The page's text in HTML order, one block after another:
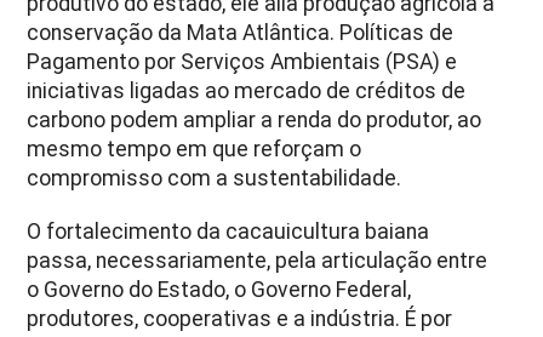
conservação da Mata Atlântica. Políticas de
Pagamento por Serviços Ambientais (PSA) e
iniciativas ligadas ao mercado de créditos de
carbono podem ampliar a renda do produtor, ao
mesmo tempo em que reforçam o
compromisso com a sustentabilidade.
O fortalecimento da cacauicultura baiana
passa, necessariamente, pela articulação entre
o Governo do Estado, o Governo Federal,
produtores, cooperativas e a indústria. É por